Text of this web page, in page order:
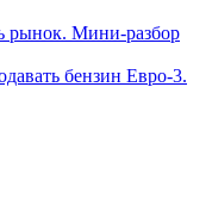
рынок. Мини-разбор
бензин Евро-3.